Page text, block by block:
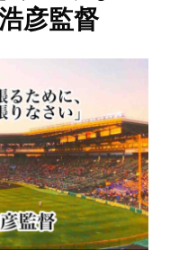
彦監督